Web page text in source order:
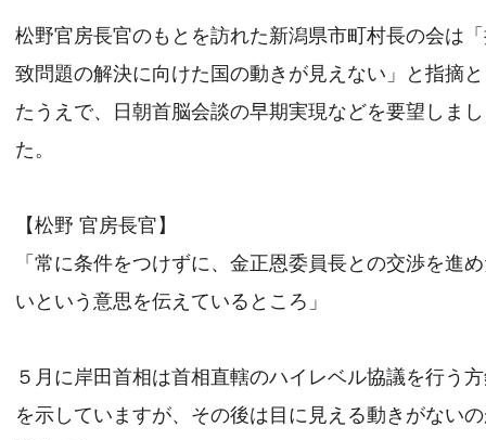
松野官房長官のもとを訪れた新潟県市町村長の会は
致問題の解決に向けた国の動きが見えない」と指摘
たうえで、日朝首脳会談の早期実現などを要望しまし
た。
【松野 官房長官】
「常に条件をつけずに、金正恩委員長との交渉を進
いという意思を伝えているところ」
５月に岸田首相は首相直轄のハイレベル協議を行う
を示していますが、その後は目に見える動きがない